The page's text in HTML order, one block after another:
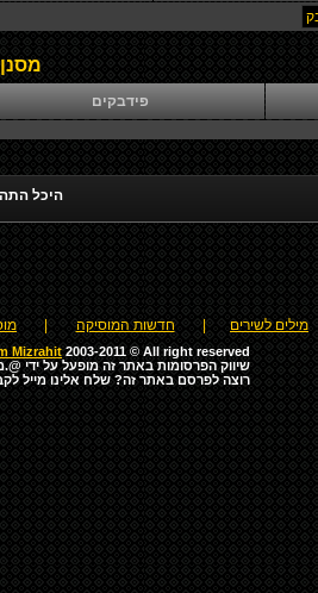
פידבקים
היכל
מילים לשירים חדשות המוסיקה
Mizrahit 2003-2011 © All right reserved
שיווק הפרסומות באתר זה מופעל על ידי
רוצה לפרסם באתר זה? שלח אלינו מייל